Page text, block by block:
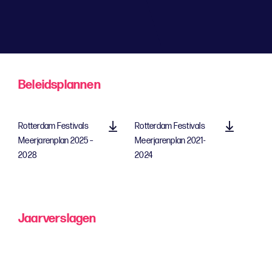
Beleidsplannen
Rotterdam Festivals
Meerjarenplan 2025 –
2028
Rotterdam Festivals
Meerjarenplan 2021-
2024
Jaarverslagen